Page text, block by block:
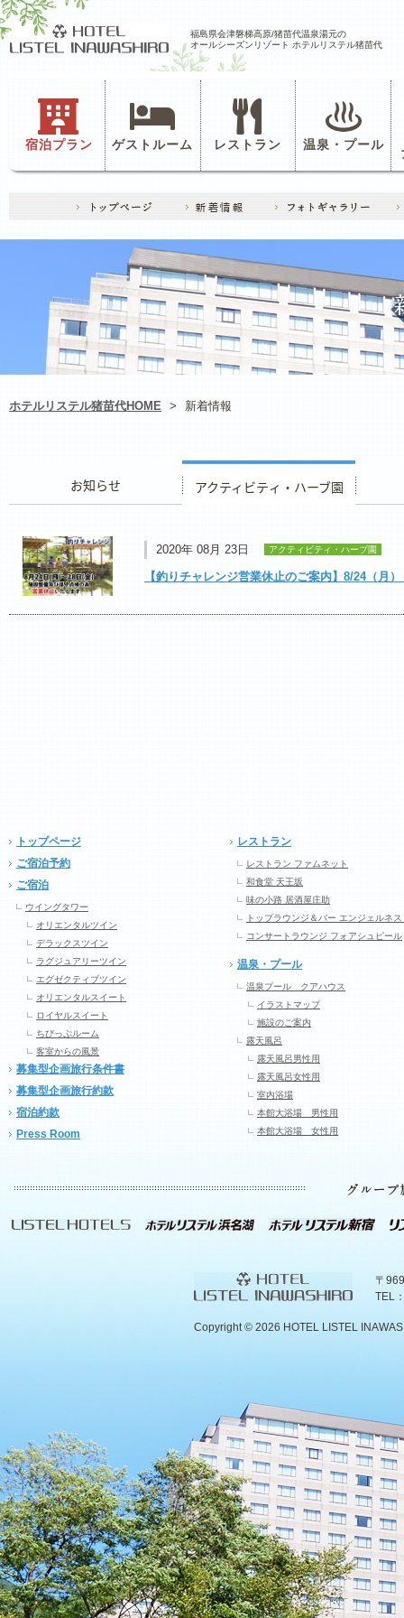
福島県会津磐梯高原/猪苗代温泉湯元の
オールシーズンリゾート ホテルリステル猪苗代
宿泊プラン ゲストルーム レストラン 温泉・プール
ホテルリステル猪苗代HOME > 新着情報
2020年 08月 23日 アクティビティ・ハーブ園
【釣りチャレンジ営業休止のご案内】8/24（月
トップページ
ご宿泊予約
ご宿泊
ウイングタワー
オリエンタルツイン
デラックスツイン
ラグジュアリーツイン
エグゼクティブツイン
オリエンタルスイート
ロイヤルスイート
ちびっぷルーム
客室からの風景
募集型企画旅行条件書
募集型企画旅行約款
宿泊約款
Press Room
レストラン
レストラン ファムネット
和食堂 天王坂
味の小路 居酒屋庄助
トップラウンジ＆バー エンジェルネス
コンサートラウンジ フォアシュピール
温泉・プール
温泉プール クアハウス
イラストマップ
施設のご案内
露天風呂
露天風呂男性用
露天風呂女性用
室内浴場
本館大浴場 男性用
本館大浴場 女性用
〒
TEL
Copyright © 2026 HOTEL LISTEL